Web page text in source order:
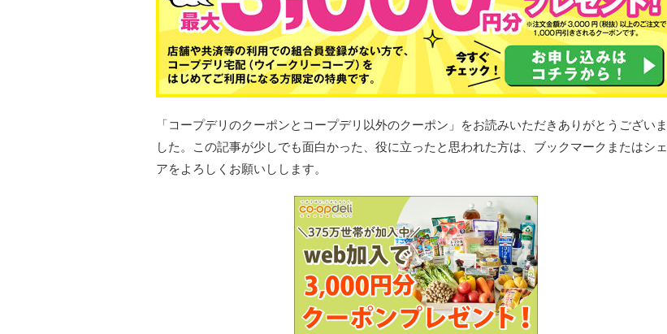
「コープデリのクーポンとコープデリ以外のクーポン」をお読みいただきありがとうございま
した。この記事が少しでも面白かった、役に立ったと思われた方は、ブックマークまたはシェ
アをよろしくお願いしします。